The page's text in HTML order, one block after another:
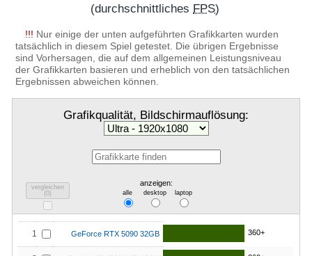
(durchschnittliches FPS)
!!! Nur einige der unten aufgeführten Grafikkarten wurden
tatsächlich in diesem Spiel getestet. Die übrigen Ergebnisse
sind Vorhersagen, die auf dem allgemeinen Leistungsniveau
der Grafikkarten basieren und erheblich von den tatsächlichen
Ergebnissen abweichen können.
Grafikqualität, Bildschirmauflösung:
vergleichen
(0)
anzeigen:
alle desktop laptop
1 GeForce RTX 5090 32GB 360+